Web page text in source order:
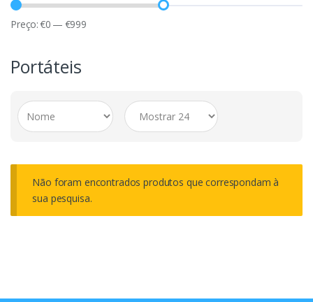
Preço:€0 — €999
Portáteis
Não foram encontrados produtos que correspondam à
sua pesquisa.